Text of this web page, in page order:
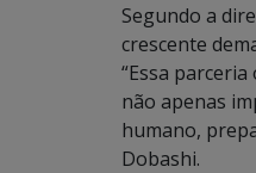
Segundo a
crescente
“Essa
não apenas
humano,
Dobashi.